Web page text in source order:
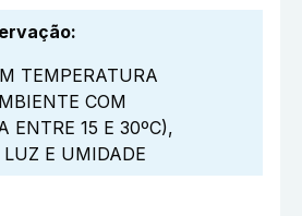
:
TEMPERATURA
COM
ENTRE 15 E 30ºC),
LUZ E UMIDADE